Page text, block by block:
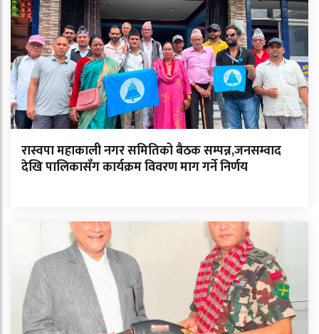
रास्वपा महाकाली नगर समितिको बैठक सम्पन्न,जनसम्वाद
देखि पालिकासँग कार्यक्रम विवरण माग गर्ने निर्णय